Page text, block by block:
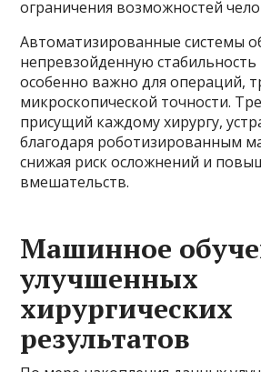
ограничения возможностей
Автоматизированные системы
непревзойденную
особенно важно для операций,
микроскопической точности.
присущий каждому хирургу,
благодаря роботизированным
снижая риск осложнений и
вмешательств.
Машинное
улучшенных
хирургических
результатов